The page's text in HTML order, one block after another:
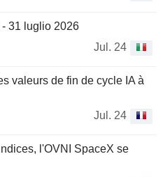
31 luglio 2026
Jul. 24
valeurs de fin de cycle IA à
Jul. 24
l'OVNI SpaceX se